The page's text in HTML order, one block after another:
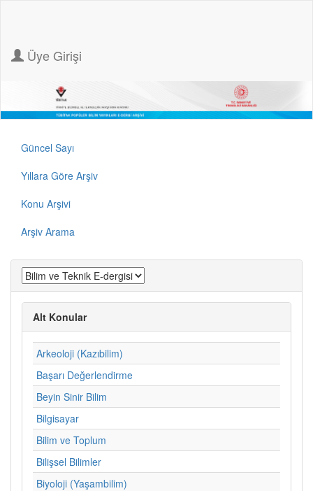
Üye Girişi
Güncel Sayı
Yıllara Göre Arşiv
Konu Arşivi
Arşiv Arama
Alt Konular
Arkeoloji (Kazıbilim)
Başarı Değerlendirme
Beyin Sinir Bilim
Bilgisayar
Bilim ve Toplum
Bilişsel Bilimler
Biyoloji (Yaşambilim)